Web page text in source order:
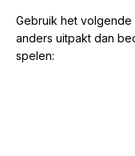
Gebruik het
anders uitpakt dan
spelen: